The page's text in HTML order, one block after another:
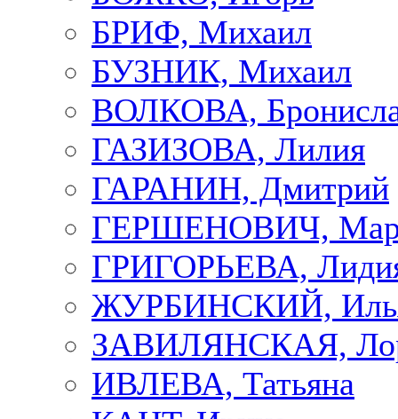
БРИФ, Михаил
БУЗНИК, Михаил
ВОЛКОВА,
ГАЗИЗОВА, Лилия
ГАРАНИН, Дмитрий
ГЕРШЕНОВИЧ,
ГРИГОРЬЕВА,
ЖУРБИНСКИЙ,
ЗАВИЛЯНСКАЯ,
ИВЛЕВА, Татьяна